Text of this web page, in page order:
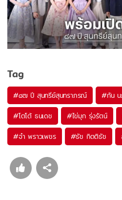
Tag
#๘๗ ปี สุนทรีย์สุนทราภรณ์ #กัน
#โตโต้ ธนเดช #ไข่มุก รุ่งรัตน์
#จ๋า พราวเพชร #ธัช กิตติธัช